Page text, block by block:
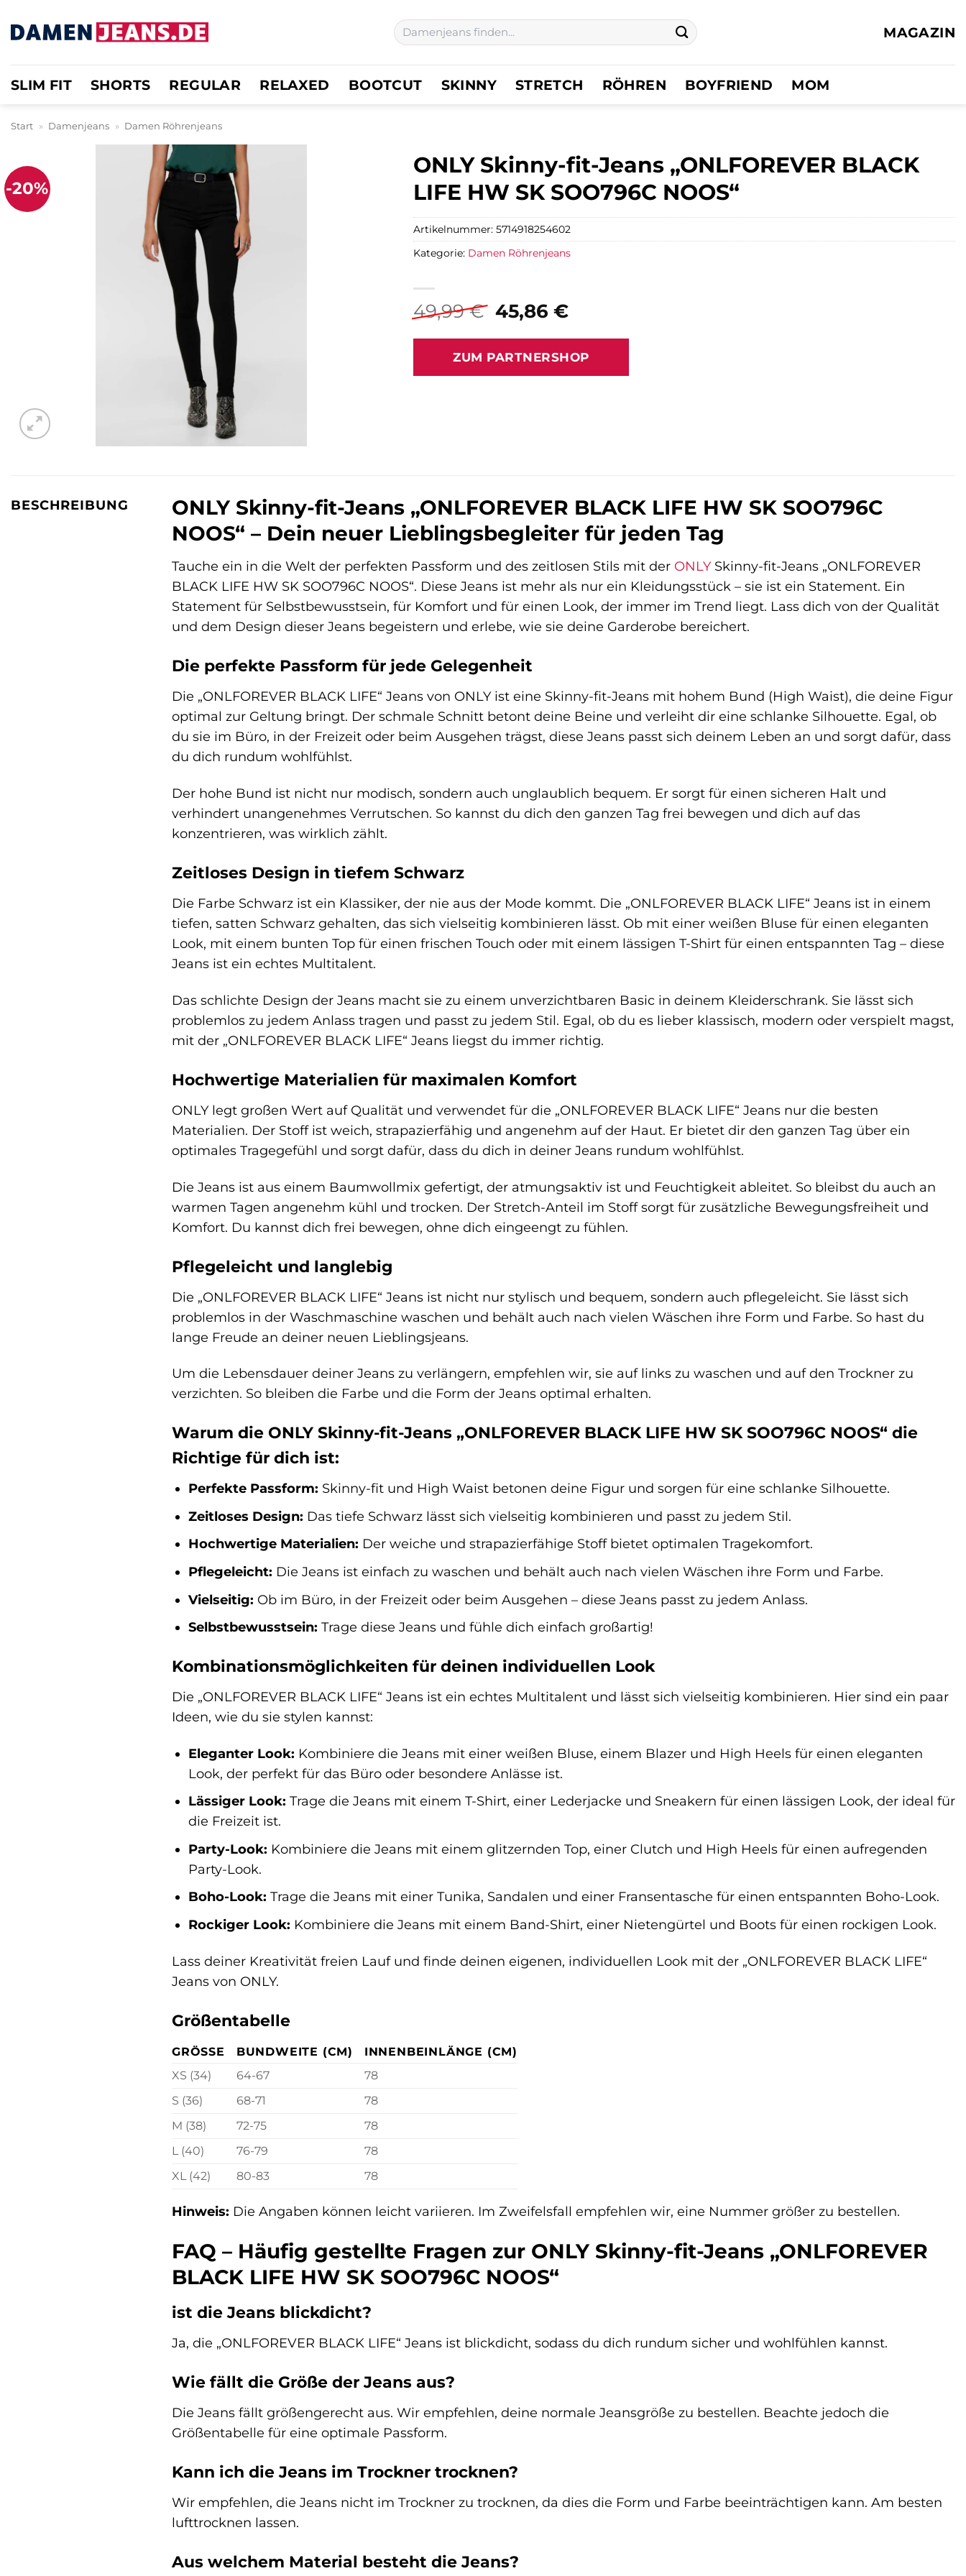
Inhalt
Suchen
nach:
MAGAZIN
SLIM FIT SHORTS REGULAR RELAXED BOOTCUT SKINNY STRETCH RÖHREN BOYFRIEND MOM
Start » Damenjeans » Damen Röhrenjeans
-20%
ONLY Skinny-fit-Jeans „ONLFOREVER BLACK
LIFE HW SK SOO796C NOOS“
49,99€ Ursprünglicher
war:
49,99 €
45,86 €Aktueller
ist:
45,86 €.
ZUM PARTNERSHOP
Artikelnummer: 5714918254602
Kategorie: Damen Röhrenjeans
BESCHREIBUNG
ONLY Skinny-fit-Jeans „ONLFOREVER BLACK LIFE HW SK SOO796C
NOOS“ – Dein neuer Lieblingsbegleiter für jeden Tag
Tauche ein in die Welt der perfekten Passform und des zeitlosen Stils mit der ONLYSkinny-fit-Jeans „ONLFOREVER
BLACK LIFE HW SK SOO796C NOOS“. Diese Jeans ist mehr als nur ein Kleidungsstück – sie ist ein Statement. Ein
Statement für Selbstbewusstsein, für Komfort und für einen Look, der immer im Trend liegt. Lass dich von der Qualität
und dem Design dieser Jeans begeistern und erlebe, wie sie deine Garderobe bereichert.
Die perfekte Passform für jede Gelegenheit
Die „ONLFOREVER BLACK LIFE“ Jeans von ONLY ist eine Skinny-fit-Jeans mit hohem Bund (High Waist), die deine Figur
optimal zur Geltung bringt. Der schmale Schnitt betont deine Beine und verleiht dir eine schlanke Silhouette. Egal, ob
du sie im Büro, in der Freizeit oder beim Ausgehen trägst, diese Jeans passt sich deinem Leben an und sorgt dafür, dass
du dich rundum wohlfühlst.
Der hohe Bund ist nicht nur modisch, sondern auch unglaublich bequem. Er sorgt für einen sicheren Halt und
verhindert unangenehmes Verrutschen. So kannst du dich den ganzen Tag frei bewegen und dich auf das
konzentrieren, was wirklich zählt.
Zeitloses Design in tiefem Schwarz
Die Farbe Schwarz ist ein Klassiker, der nie aus der Mode kommt. Die „ONLFOREVER BLACK LIFE“ Jeans ist in einem
tiefen, satten Schwarz gehalten, das sich vielseitig kombinieren lässt. Ob mit einer weißen Bluse für einen eleganten
Look, mit einem bunten Top für einen frischen Touch oder mit einem lässigen T-Shirt für einen entspannten Tag – diese
Jeans ist ein echtes Multitalent.
Das schlichte Design der Jeans macht sie zu einem unverzichtbaren Basic in deinem Kleiderschrank. Sie lässt sich
problemlos zu jedem Anlass tragen und passt zu jedem Stil. Egal, ob du es lieber klassisch, modern oder verspielt magst,
mit der „ONLFOREVER BLACK LIFE“ Jeans liegst du immer richtig.
Hochwertige Materialien für maximalen Komfort
ONLY legt großen Wert auf Qualität und verwendet für die „ONLFOREVER BLACK LIFE“ Jeans nur die besten
Materialien. Der Stoff ist weich, strapazierfähig und angenehm auf der Haut. Er bietet dir den ganzen Tag über ein
optimales Tragegefühl und sorgt dafür, dass du dich in deiner Jeans rundum wohlfühlst.
Die Jeans ist aus einem Baumwollmix gefertigt, der atmungsaktiv ist und Feuchtigkeit ableitet. So bleibst du auch an
warmen Tagen angenehm kühl und trocken. Der Stretch-Anteil im Stoff sorgt für zusätzliche Bewegungsfreiheit und
Komfort. Du kannst dich frei bewegen, ohne dich eingeengt zu fühlen.
Pflegeleicht und langlebig
Die „ONLFOREVER BLACK LIFE“ Jeans ist nicht nur stylisch und bequem, sondern auch pflegeleicht. Sie lässt sich
problemlos in der Waschmaschine waschen und behält auch nach vielen Wäschen ihre Form und Farbe. So hast du
lange Freude an deiner neuen Lieblingsjeans.
Um die Lebensdauer deiner Jeans zu verlängern, empfehlen wir, sie auf links zu waschen und auf den Trockner zu
verzichten. So bleiben die Farbe und die Form der Jeans optimal erhalten.
Warum die ONLY Skinny-fit-Jeans „ONLFOREVER BLACK LIFE HW SK SOO796C NOOS“ die
Richtige für dich ist:
Perfekte Passform: Skinny-fit und High Waist betonen deine Figur und sorgen für eine schlanke Silhouette.
Zeitloses Design: Das tiefe Schwarz lässt sich vielseitig kombinieren und passt zu jedem Stil.
Hochwertige Materialien: Der weiche und strapazierfähige Stoff bietet optimalen Tragekomfort.
Pflegeleicht: Die Jeans ist einfach zu waschen und behält auch nach vielen Wäschen ihre Form und Farbe.
Vielseitig: Ob im Büro, in der Freizeit oder beim Ausgehen – diese Jeans passt zu jedem Anlass.
Selbstbewusstsein: Trage diese Jeans und fühle dich einfach großartig!
Kombinationsmöglichkeiten für deinen individuellen Look
Die „ONLFOREVER BLACK LIFE“ Jeans ist ein echtes Multitalent und lässt sich vielseitig kombinieren. Hier sind ein paar
Ideen, wie du sie stylen kannst:
Eleganter Look: Kombiniere die Jeans mit einer weißen Bluse, einem Blazer und High Heels für einen eleganten
Look, der perfekt für das Büro oder besondere Anlässe ist.
Lässiger Look: Trage die Jeans mit einem T-Shirt, einer Lederjacke und Sneakern für einen lässigen Look, der ideal für
die Freizeit ist.
Party-Look: Kombiniere die Jeans mit einem glitzernden Top, einer Clutch und High Heels für einen aufregenden
Party-Look.
Boho-Look: Trage die Jeans mit einer Tunika, Sandalen und einer Fransentasche für einen entspannten Boho-Look.
Rockiger Look: Kombiniere die Jeans mit einem Band-Shirt, einer Nietengürtel und Boots für einen rockigen Look.
Lass deiner Kreativität freien Lauf und finde deinen eigenen, individuellen Look mit der „ONLFOREVER BLACK LIFE“
Jeans von ONLY.
Größentabelle
GRÖSSE BUNDWEITE (CM)
INNENBEINLÄNGE (CM)
XS (34)
64-67
78
S (36)
68-71
78
M (38)
72-75
78
L (40)
76-79
78
XL (42)
80-83 78
Hinweis: Die Angaben können leicht variieren. Im Zweifelsfall empfehlen wir, eine Nummer größer zu bestellen.
FAQ – Häufig gestellte Fragen zur ONLY Skinny-fit-Jeans „ONLFOREVER
BLACK LIFE HW SK SOO796C NOOS“
ist die Jeans blickdicht?
Ja, die „ONLFOREVER BLACK LIFE“ Jeans ist blickdicht, sodass du dich rundum sicher und wohlfühlen kannst.
Wie fällt die Größe der Jeans aus?
Die Jeans fällt größengerecht aus. Wir empfehlen, deine normale Jeansgröße zu bestellen. Beachte jedoch die
Größentabelle für eine optimale Passform.
Kann ich die Jeans im Trockner trocknen?
Wir empfehlen, die Jeans nicht im Trockner zu trocknen, da dies die Form und Farbe beeinträchtigen kann. Am besten
lufttrocknen lassen.
Aus welchem Material besteht die Jeans?